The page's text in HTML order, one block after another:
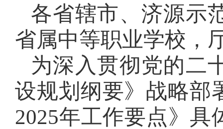
各省辖市、济源示
省属中等职业学校，
为深入贯彻党的二
设规划纲要》战略部
2025年工作要点》具